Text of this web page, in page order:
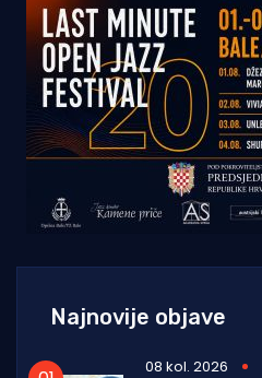
Najnovije objave
08 kol. 2026